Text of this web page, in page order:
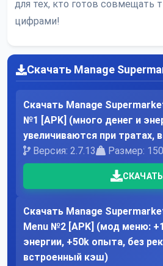
для тех, кто готов совмещать
цифрами!
Скачать Manage
Скачать Manage
№1 [APK] (много денег и
увеличиваются при тратах,
Версия: 2.7.13
Размер:
СКАЧАТЬ
Скачать Manage
Menu №2 [APK] (мод меню:
энергии, +50k опыта, без
встроенный кэш)